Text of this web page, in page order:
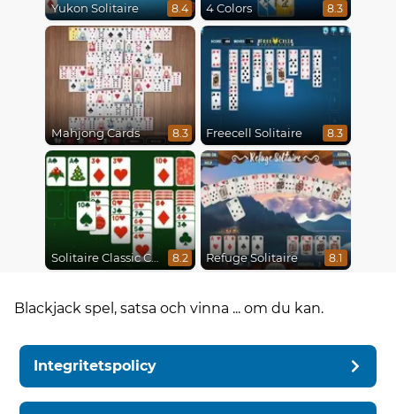
Yukon Solitaire 8.4 4 Colors 8.3
Mahjong Cards 8.3 Freecell Solitaire 8.3
Solitaire Classic Christmas 8.2 Refuge Solitaire 8.1
Blackjack spel, satsa och vinna ... om du kan.
Integritetspolicy